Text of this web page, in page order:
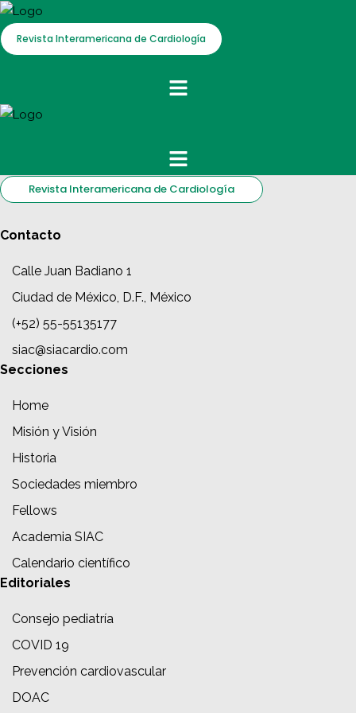
Revista Interamericana de Cardiología
Revista Interamericana de Cardiología
Contacto
Calle Juan Badiano 1
Ciudad de México, D.F., México
(+52) 55-55135177
siac@siacardio.com
Secciones
Home
Misión y Visión
Historia
Sociedades miembro
Fellows
Academia SIAC
Calendario científico
Editoriales
Consejo pediatría
COVID 19
Prevención cardiovascular
DOAC